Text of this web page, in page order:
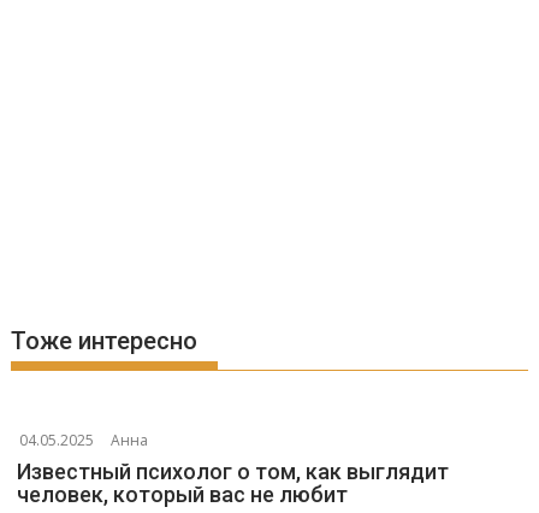
Тоже интересно
04.05.2025 Анна
Известный психолог о том, как выглядит
человек, который вас не любит